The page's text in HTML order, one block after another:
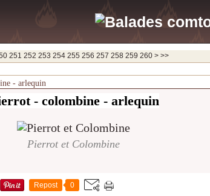
251 252 253 254 255 256 257 258 259 260 270
280
290
300
400
500
600
700
800
900
1000
1100
1200
1300
1400
1500
1600
1700
1800
1900
2000
2100
2200
2300
2400
2500
2600
2700
2800
2900
3000
3100
3200
3300
3400
3500
3600
3700
> >>
- arlequin
- colombine - arlequin
Pierrot et Colombine
Repost 0